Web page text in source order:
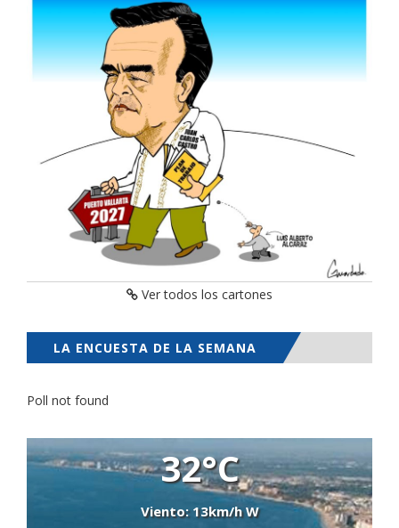
Ver todos los cartones
LA ENCUESTA DE LA SEMANA
Poll not found
32°C
Viento: 13km/h W